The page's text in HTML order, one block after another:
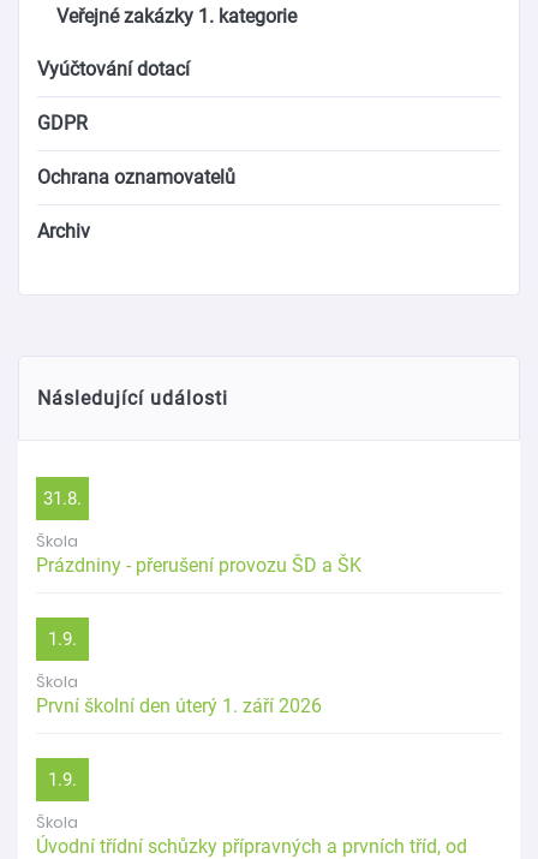
Veřejné zakázky 1. kategorie
Vyúčtování dotací
GDPR
Ochrana oznamovatelů
Archiv
Následující události
31.8.
Škola
Prázdniny - přerušení provozu ŠD a ŠK
1.9.
Škola
První školní den úterý 1. září 2026
1.9.
Škola
Úvodní třídní schůzky přípravných a prvních tříd, od